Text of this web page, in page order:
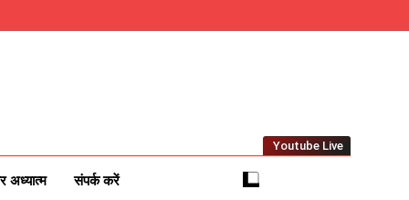
Network
Youtube Live
अध्यात्म संपर्क करें